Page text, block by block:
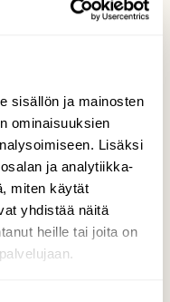
sisällön ja mainosten
ominaisuuksien
Lisäksi
ja analytiikka-
miten käytät
yhdistää näitä
heille tai joita on
kun niissä ei
Nuuksion